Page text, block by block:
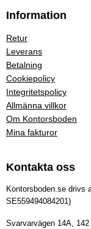
Information
Retur
Leverans
Betalning
Cookiepolicy
Integritetspolicy
Allmänna villkor
Om Kontorsboden
Mina fakturor
Kontakta oss
Kontorsboden.se drivs
SE559494084201)
Svarvarvägen 14A,